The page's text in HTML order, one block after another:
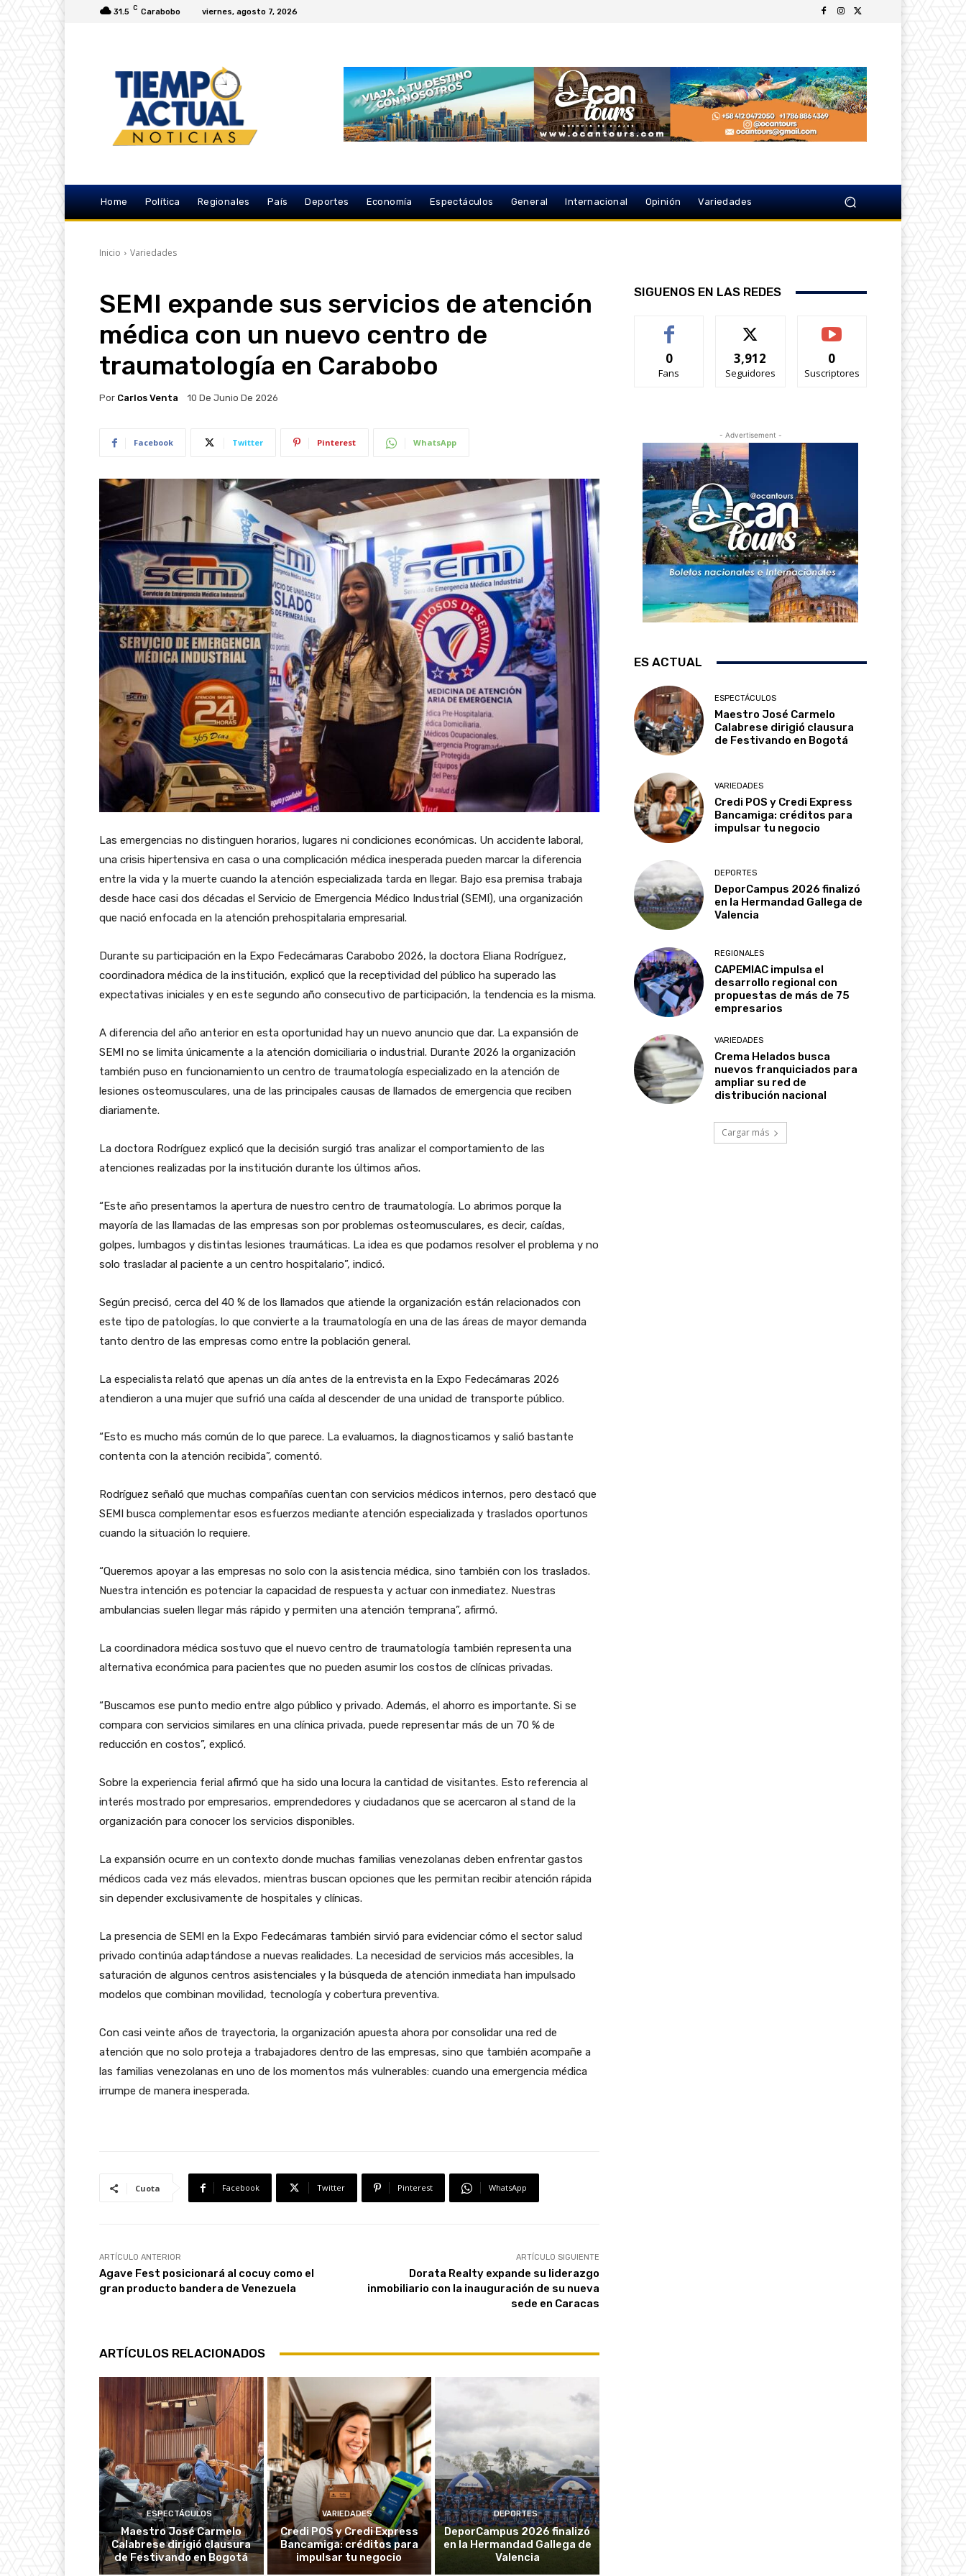
31.5 C Carabobo viernes, agosto 7, 2026
Home Política Regionales País Deportes Economía Espectáculos General Internacional Opinión Variedades
Inicio Variedades
SEMI expande sus servicios de atención
médica con un nuevo centro de
traumatología en Carabobo
Por Carlos Venta 10 De Junio De 2026
Facebook Twitter Pinterest WhatsApp
Las emergencias no distinguen horarios, lugares ni condiciones económicas. Un accidente laboral,
una crisis hipertensiva en casa o una complicación médica inesperada pueden marcar la diferencia
entre la vida y la muerte cuando la atención especializada tarda en llegar. Bajo esa premisa trabaja
desde hace casi dos décadas el Servicio de Emergencia Médico Industrial (SEMI), una organización
que nació enfocada en la atención prehospitalaria empresarial.
Durante su participación en la Expo Fedecámaras Carabobo 2026, la doctora Eliana Rodríguez,
coordinadora médica de la institución, explicó que la receptividad del público ha superado las
expectativas iniciales y en este segundo año consecutivo de participación, la tendencia es la misma.
A diferencia del año anterior en esta oportunidad hay un nuevo anuncio que dar. La expansión de
SEMI no se limita únicamente a la atención domiciliaria o industrial. Durante 2026 la organización
también puso en funcionamiento un centro de traumatología especializado en la atención de
lesiones osteomusculares, una de las principales causas de llamados de emergencia que reciben
diariamente.
La doctora Rodríguez explicó que la decisión surgió tras analizar el comportamiento de las
atenciones realizadas por la institución durante los últimos años.
“Este año presentamos la apertura de nuestro centro de traumatología. Lo abrimos porque la
mayoría de las llamadas de las empresas son por problemas osteomusculares, es decir, caídas,
golpes, lumbagos y distintas lesiones traumáticas. La idea es que podamos resolver el problema y no
solo trasladar al paciente a un centro hospitalario”, indicó.
Según precisó, cerca del 40 % de los llamados que atiende la organización están relacionados con
este tipo de patologías, lo que convierte a la traumatología en una de las áreas de mayor demanda
tanto dentro de las empresas como entre la población general.
La especialista relató que apenas un día antes de la entrevista en la Expo Fedecámaras 2026
atendieron a una mujer que sufrió una caída al descender de una unidad de transporte público.
“Esto es mucho más común de lo que parece. La evaluamos, la diagnosticamos y salió bastante
contenta con la atención recibida”, comentó.
Rodríguez señaló que muchas compañías cuentan con servicios médicos internos, pero destacó que
SEMI busca complementar esos esfuerzos mediante atención especializada y traslados oportunos
cuando la situación lo requiere.
“Queremos apoyar a las empresas no solo con la asistencia médica, sino también con los traslados.
Nuestra intención es potenciar la capacidad de respuesta y actuar con inmediatez. Nuestras
ambulancias suelen llegar más rápido y permiten una atención temprana”, afirmó.
La coordinadora médica sostuvo que el nuevo centro de traumatología también representa una
alternativa económica para pacientes que no pueden asumir los costos de clínicas privadas.
“Buscamos ese punto medio entre algo público y privado. Además, el ahorro es importante. Si se
compara con servicios similares en una clínica privada, puede representar más de un 70 % de
reducción en costos”, explicó.
Sobre la experiencia ferial afirmó que ha sido una locura la cantidad de visitantes. Esto referencia al
interés mostrado por empresarios, emprendedores y ciudadanos que se acercaron al stand de la
organización para conocer los servicios disponibles.
La expansión ocurre en un contexto donde muchas familias venezolanas deben enfrentar gastos
médicos cada vez más elevados, mientras buscan opciones que les permitan recibir atención rápida
sin depender exclusivamente de hospitales y clínicas.
La presencia de SEMI en la Expo Fedecámaras también sirvió para evidenciar cómo el sector salud
privado continúa adaptándose a nuevas realidades. La necesidad de servicios más accesibles, la
saturación de algunos centros asistenciales y la búsqueda de atención inmediata han impulsado
modelos que combinan movilidad, tecnología y cobertura preventiva.
Con casi veinte años de trayectoria, la organización apuesta ahora por consolidar una red de
atención que no solo proteja a trabajadores dentro de las empresas, sino que también acompañe a
las familias venezolanas en uno de los momentos más vulnerables: cuando una emergencia médica
irrumpe de manera inesperada.
Cuota Facebook Twitter Pinterest WhatsApp
ARTÍCULO ANTERIOR
Agave Fest posicionará al cocuy como el
gran producto bandera de Venezuela
ARTÍCULO SIGUIENTE
Dorata Realty expande su liderazgo
inmobiliario con la inauguración de su nueva
sede en Caracas
ARTÍCULOS RELACIONADOS
ESPECTÁCULOS
Maestro José Carmelo
Calabrese dirigió clausura
de Festivando en Bogotá
VARIEDADES
Credi POS y Credi Express
Bancamiga: créditos para
impulsar tu negocio
DEPORTES
DeporCampus 2026 finalizó
en la Hermandad Gallega de
Valencia
SIGUENOS EN LAS REDES
0
Fans
3,912
Seguidores
0
Suscriptores
- Advertisement -
ES ACTUAL
ESPECTÁCULOS
Maestro José Carmelo
Calabrese dirigió clausura
de Festivando en Bogotá
VARIEDADES
Credi POS y Credi Express
Bancamiga: créditos para
impulsar tu negocio
DEPORTES
DeporCampus 2026 finalizó
en la Hermandad Gallega de
Valencia
REGIONALES
CAPEMIAC impulsa el
desarrollo regional con
propuestas de más de 75
empresarios
VARIEDADES
Crema Helados busca
nuevos franquiciados para
ampliar su red de
distribución nacional
Cargar más